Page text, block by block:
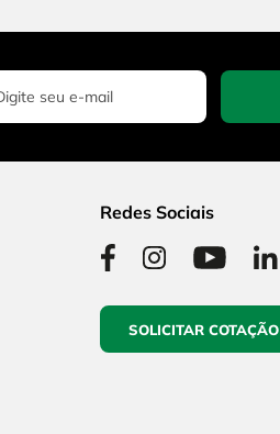
Redes Sociais
SOLICITAR COTAÇÃO